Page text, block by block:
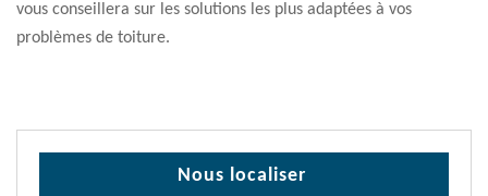
vous conseillera sur les solutions les plus adaptées à vos
problèmes de toiture.
Nous localiser